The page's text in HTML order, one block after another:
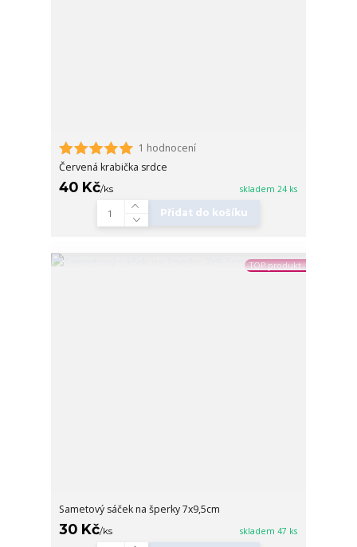
1 hodnocení
Červená krabička srdce
40 Kč/ks skladem 24 ks
Přidat do košíku
TOP produkt
Sametový sáček na šperky 7x9,5cm
30 Kč/ks skladem 47 ks